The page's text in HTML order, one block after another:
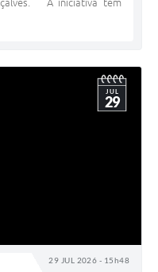
A iniciativa tem
29 JUL 2026 - 15h48
JUL
29